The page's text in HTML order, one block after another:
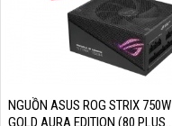
NGUỒN ASUS ROG STRIX 750W
GOLD AURA EDITION (80 PLUS